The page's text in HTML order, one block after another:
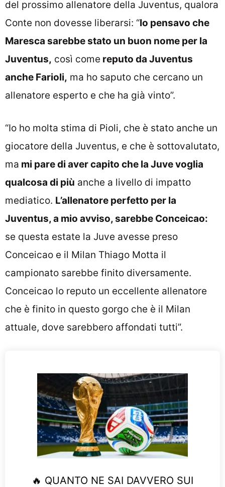
del prossimo allenatore della Juventus, qualora
Conte non dovesse liberarsi: “Io pensavo che
Maresca sarebbe stato un buon nome per la
Juventus, così come reputo da Juventus
anche Farioli, ma ho saputo che cercano un
allenatore esperto e che ha già vinto”.
“Io ho molta stima di Pioli, che è stato anche un
giocatore della Juventus, e che è sottovalutato,
ma mi pare di aver capito che la Juve voglia
qualcosa di più anche a livello di impatto
mediatico. L’allenatore perfetto per la
Juventus, a mio avviso, sarebbe Conceicao:
se questa estate la Juve avesse preso
Conceicao e il Milan Thiago Motta il
campionato sarebbe finito diversamente.
Conceicao lo reputo un eccellente allenatore
che è finito in questo gorgo che è il Milan
attuale, dove sarebbero affondati tutti”.
🔥 QUANTO NE SAI DAVVERO SUI